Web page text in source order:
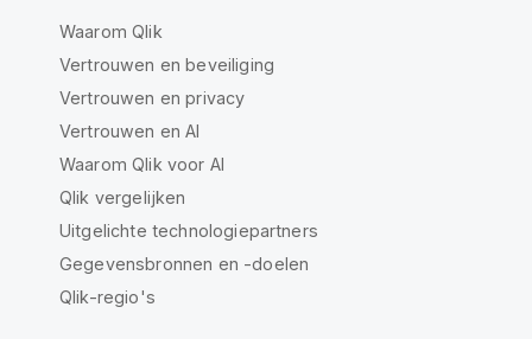
Waarom Qlik
Vertrouwen en beveiliging
Vertrouwen en privacy
Vertrouwen en AI
Waarom Qlik voor AI
Qlik vergelijken
Uitgelichte technologiepartners
Gegevensbronnen en -doelen
Qlik-regio's